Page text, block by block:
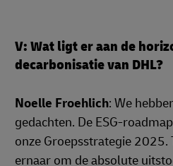
V: Wat ligt er aan de
decarbonisatie van DHL?
Noelle Froehlich: We
gedachten. De ESG-
onze Groepsstrategie
ernaar om de absolute